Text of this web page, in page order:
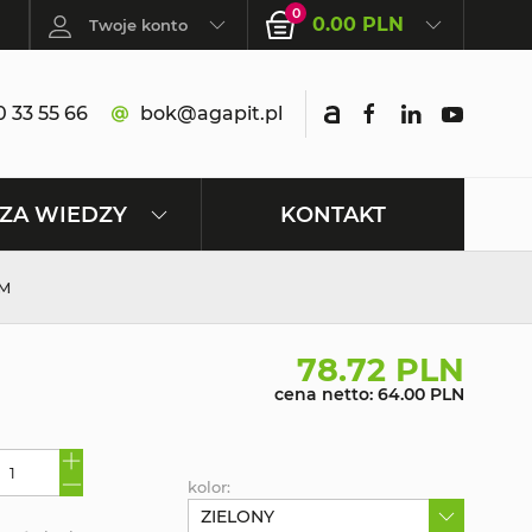
Twoje konto
0 0.00 PLN
33 55 66 bok@agapit.pl
WIEDZY KONTAKT
78.72 PLN
cena netto: 64.00 PLN
kolor:
ZIELONY